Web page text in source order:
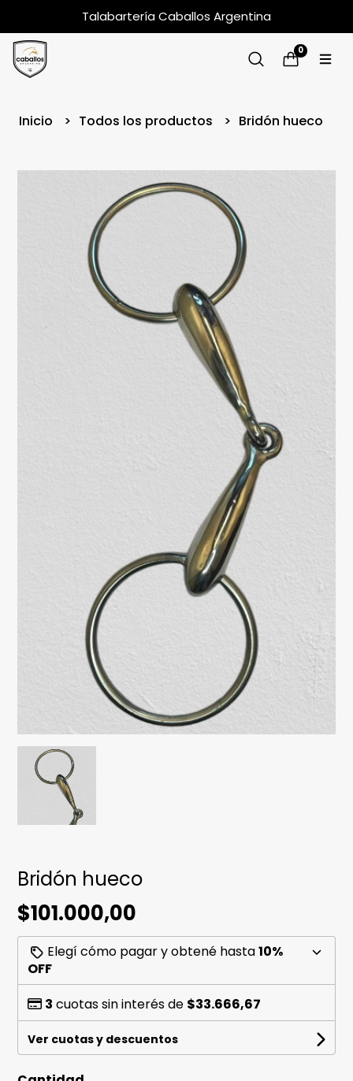
Talabartería Caballos Argentina
0
Inicio Todos los productos Bridón hueco
Bridón hueco
$101.000,00
Elegí cómo pagar y obtené hasta10%
OFF
3 cuotas sin interés de $33.666,67
Ver cuotas y descuentos